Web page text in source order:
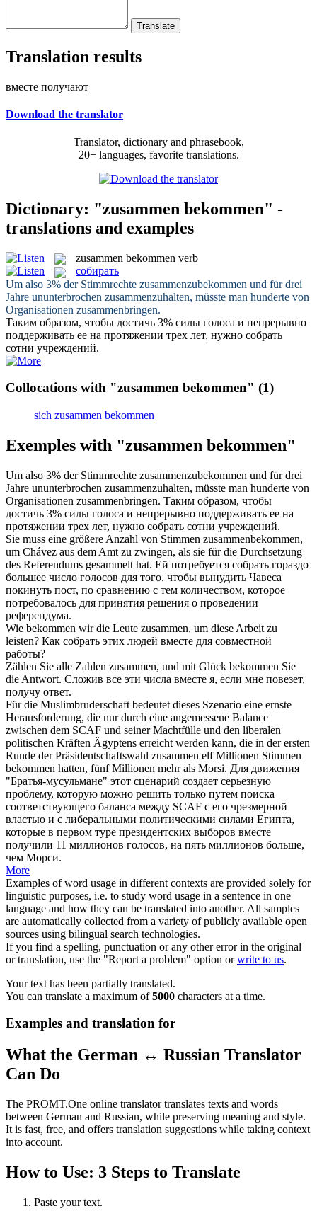
Translation results
вместе получают
Download the translator
Translator, dictionary and phrasebook,
20+ languages, favorite translations.
Dictionary: "zusammen bekommen" -
translations and examples
zusammen bekommen verb
собирать
Um also 3% der Stimmrechte zusammenzubekommen und für drei
Jahre ununterbrochen zusammenzuhalten, müsste man hunderte von
Organisationen zusammenbringen.
Таким образом, чтобы достичь 3% силы голоса и непрерывно
поддерживать ее на протяжении трех лет, нужно собрать
сотни учреждений.
Collocations with "zusammen bekommen" (1)
sich zusammen bekommen
Exemples with "zusammen bekommen"
Um also 3% der Stimmrechte zusammenzubekommen und für drei
Jahre ununterbrochen zusammenzuhalten, müsste man hunderte von
Organisationen zusammenbringen. Таким образом, чтобы
достичь 3% силы голоса и непрерывно поддерживать ее на
протяжении трех лет, нужно собрать сотни учреждений.
Sie muss eine größere Anzahl von Stimmen zusammenbekommen,
um Chávez aus dem Amt zu zwingen, als sie für die Durchsetzung
des Referendums gesammelt hat. Ей потребуется собрать гораздо
большее число голосов для того, чтобы вынудить Чавеса
покинуть пост, по сравнению с тем количеством, которое
потребовалось для принятия решения о проведении
референдума.
Wie bekommen wir die Leute zusammen, um diese Arbeit zu
leisten? Как собрать этих людей вместе для совместной
работы?
Zählen Sie alle Zahlen zusammen, und mit Glück bekommen Sie
die Antwort. Сложив все эти числа вместе я, если мне повезет,
получу ответ.
Für die Muslimbruderschaft bedeutet dieses Szenario eine ernste
Herausforderung, die nur durch eine angemessene Balance
zwischen dem SCAF und seiner Machtfülle und den liberalen
politischen Kräften Ägyptens erreicht werden kann, die in der ersten
Runde der Präsidentschaftswahl zusammen elf Millionen Stimmen
bekommen hatten, fünf Millionen mehr als Morsi. Для движения
"Братья-мусульмане" этот сценарий создает серьезную
проблему, которую можно решить только путем поиска
соответствующего баланса между SCAF с его чрезмерной
властью и с либеральными политическими силами Египта,
которые в первом туре президентских выборов вместе
получили 11 миллионов голосов, на пять миллионов больше,
чем Морси.
More
Examples of word usage in different contexts are provided solely for
linguistic purposes, i.e. to study word usage in a sentence in one
language and how they can be translated into another. All samples
are automatically collected from a variety of publicly available open
sources using bilingual search technologies.
If you find a spelling, punctuation or any other error in the original
or translation, use the "Report a problem" option orwrite to us.
Your text has been partially translated.
You can translate a maximum of5000 characters at a time.
Examples and translation for
What the German ↔ Russian Translator
Can Do
The PROMT.One online translator translates texts and words
between German and Russian, while preserving meaning and style.
It is fast, free, and offers translation suggestions while taking context
into account.
How to Use: 3 Steps to Translate
Paste your text.